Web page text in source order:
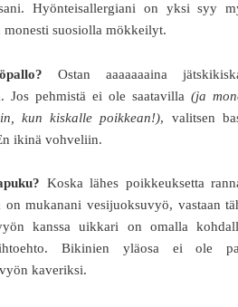
Hyönteisallergiani on yksi syy
suosiolla mökkeilyt.
Ostan aaaaaaaina
Jos pehmistä ei ole saatavilla(ja
kun kiskalle poikkean!), valitsen
ikinä vohveliin.
Koska lähes poikkeuksetta
on mukanani vesijuoksuvyö, vastaan
kanssa uikkari on omalla
Bikinien yläosa ei ole
kaveriksi.